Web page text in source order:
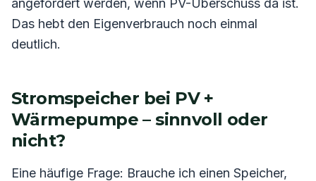
angefordert werden, wenn PV-Überschuss da ist.
Das hebt den Eigenverbrauch noch einmal
deutlich.
Stromspeicher bei PV +
Wärmepumpe – sinnvoll oder
nicht?
Eine häufige Frage: Brauche ich einen Speicher,